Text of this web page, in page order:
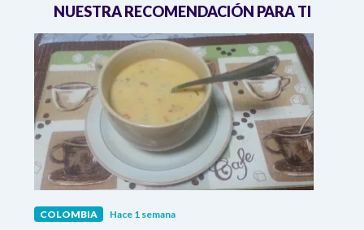
NUESTRA RECOMENDACIÓN PARA TI
COLOMBIA Hace 1 semana